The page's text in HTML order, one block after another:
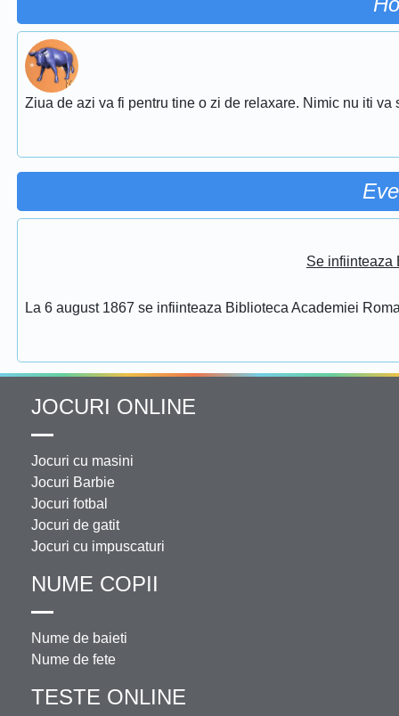
Ziua de azi va fi pentru tine o zi de relaxare. Nimic nu iti va
Se infiinteaza
La 6 august 1867 se infiinteaza Biblioteca Academiei
JOCURI ONLINE
Jocuri cu masini
Jocuri Barbie
Jocuri fotbal
Jocuri de gatit
Jocuri cu impuscaturi
NUME COPII
Nume de baieti
Nume de fete
TESTE ONLINE